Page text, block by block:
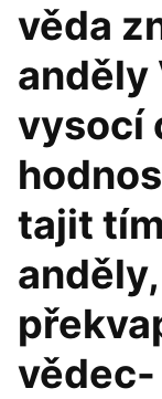
věda
anděly
vysocí
tajit
vědec-